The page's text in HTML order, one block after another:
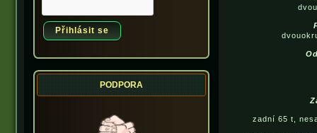
PODPORA
zadní 65 t,